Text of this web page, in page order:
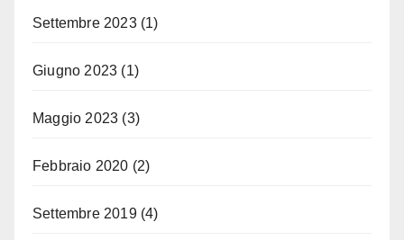
Settembre 2023(1)
Giugno 2023 (1)
Maggio 2023 (3)
Febbraio 2020 (2)
Settembre 2019(4)